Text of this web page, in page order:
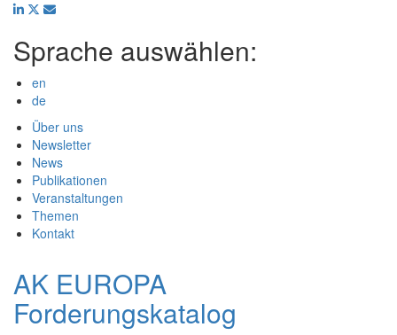
Direkt
Inhalt
Sprache auswählen:
en
de
Main navigation
Über uns
Newsletter
News
Publikationen
Veranstaltungen
Themen
Kontakt
AK EUROPA
Forderungskatalog